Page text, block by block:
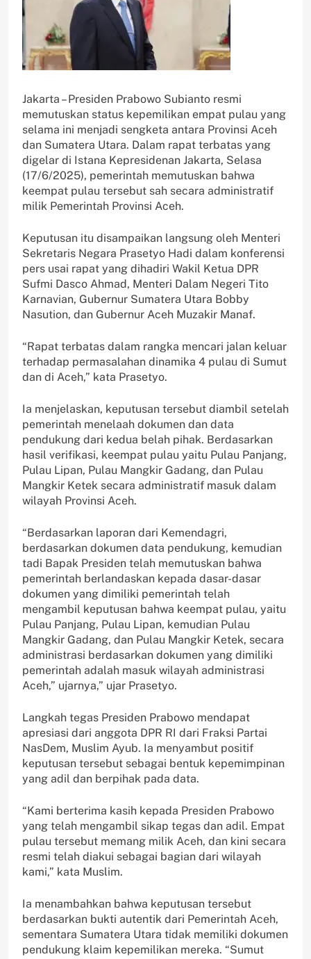
Jakarta – Presiden Prabowo Subianto resmi
memutuskan status kepemilikan empat pulau yang
selama ini menjadi sengketa antara Provinsi Aceh
dan Sumatera Utara. Dalam rapat terbatas yang
digelar di Istana Kepresidenan Jakarta, Selasa
(17/6/2025), pemerintah memutuskan bahwa
keempat pulau tersebut sah secara administratif
milik Pemerintah Provinsi Aceh.
Keputusan itu disampaikan langsung oleh Menteri
Sekretaris Negara Prasetyo Hadi dalam konferensi
pers usai rapat yang dihadiri Wakil Ketua DPR
Sufmi Dasco Ahmad, Menteri Dalam Negeri Tito
Karnavian, Gubernur Sumatera Utara Bobby
Nasution, dan Gubernur Aceh Muzakir Manaf.
“Rapat terbatas dalam rangka mencari jalan keluar
terhadap permasalahan dinamika 4 pulau di Sumut
dan di Aceh,” kata Prasetyo.
Ia menjelaskan, keputusan tersebut diambil setelah
pemerintah menelaah dokumen dan data
pendukung dari kedua belah pihak. Berdasarkan
hasil verifikasi, keempat pulau yaitu Pulau Panjang,
Pulau Lipan, Pulau Mangkir Gadang, dan Pulau
Mangkir Ketek secara administratif masuk dalam
wilayah Provinsi Aceh.
“Berdasarkan laporan dari Kemendagri,
berdasarkan dokumen data pendukung, kemudian
tadi Bapak Presiden telah memutuskan bahwa
pemerintah berlandaskan kepada dasar-dasar
dokumen yang dimiliki pemerintah telah
mengambil keputusan bahwa keempat pulau, yaitu
Pulau Panjang, Pulau Lipan, kemudian Pulau
Mangkir Gadang, dan Pulau Mangkir Ketek, secara
administrasi berdasarkan dokumen yang dimiliki
pemerintah adalah masuk wilayah administrasi
Aceh,” ujarnya,” ujar Prasetyo.
Langkah tegas Presiden Prabowo mendapat
apresiasi dari anggota DPR RI dari Fraksi Partai
NasDem, Muslim Ayub. Ia menyambut positif
keputusan tersebut sebagai bentuk kepemimpinan
yang adil dan berpihak pada data.
“Kami berterima kasih kepada Presiden Prabowo
yang telah mengambil sikap tegas dan adil. Empat
pulau tersebut memang milik Aceh, dan kini secara
resmi telah diakui sebagai bagian dari wilayah
kami,” kata Muslim.
Ia menambahkan bahwa keputusan tersebut
berdasarkan bukti autentik dari Pemerintah Aceh,
sementara Sumatera Utara tidak memiliki dokumen
pendukung klaim kepemilikan mereka. “Sumut